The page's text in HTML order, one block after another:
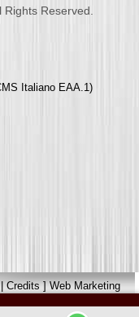
Reserved.
Italiano EAA.1)
Credits]Web Marketing
Search|Network Portali